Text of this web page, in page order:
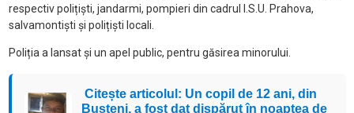
respectiv polițiști, jandarmi, pompieri din cadrul I.S.U. Prahova,
salvamontiști și polițiști locali.
Poliția a lansat și un apel public, pentru găsirea minorului.
Citește articolul: Un copil de 12 ani, din
Bușteni, a fost dat dispărut în noaptea de